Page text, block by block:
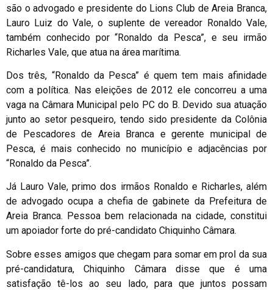
são o advogado e presidente do Lions Club de Areia Branca,
Lauro Luiz do Vale, o suplente de vereador Ronaldo Vale,
também conhecido por “Ronaldo da Pesca”, e seu irmão
Richarles Vale, que atua na área marítima.
Dos três, “Ronaldo da Pesca” é quem tem mais afinidade
com a política. Nas eleições de 2012 ele concorreu a uma
vaga na Câmara Municipal pelo PC do B. Devido sua atuação
junto ao setor pesqueiro, tendo sido presidente da Colônia
de Pescadores de Areia Branca e gerente municipal de
Pesca, é mais conhecido no município e adjacências por
“Ronaldo da Pesca”.
Já Lauro Vale, primo dos irmãos Ronaldo e Richarles, além
de advogado ocupa a chefia de gabinete da Prefeitura de
Areia Branca. Pessoa bem relacionada na cidade, constitui
um apoiador forte do pré-candidato Chiquinho Câmara.
Sobre esses amigos que chegam para somar em prol da sua
pré-candidatura, Chiquinho Câmara disse que é uma
satisfação tê-los ao seu lado, para que juntos possam